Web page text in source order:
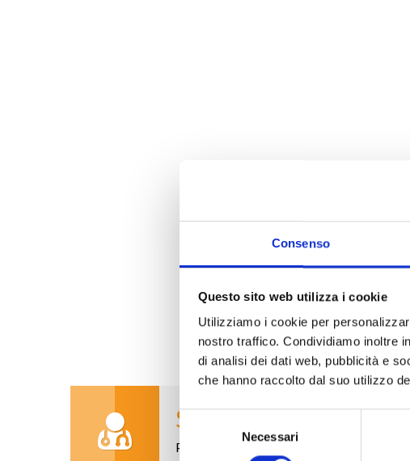
Consenso
Questo sito web utilizza i cookie
Utilizziamo i cookie per
nostro traffico. Condividiamo inoltre
di analisi dei dati web, pubblicità e
che hanno raccolto dal suo utilizzo
Selezione
Necessari
Struttura ad Alta
Personale qualificato e tecnologia